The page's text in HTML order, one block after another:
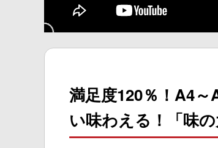
満足度120％！A4
い味わえる！「味の